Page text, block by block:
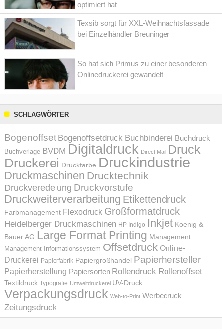
optimiert hat
Texsib sorgt für XXL-Weihnachtsfassade
bei Einzelhändler Breuninger
So hat sich Primus zu einer besonderen
Onlinedruckerei gewandelt
SCHLAGWÖRTER
Bogenoffset Bogenoffsetdruck Buchbinderei Buchdruck
Buchverlage BVDM Digitaldruck Direct Mail Druck
Druckerei Druckfarbe Druckindustrie
Druckmaschinen Drucktechnik
Druckveredelung Druckvorstufe
Druckweiterverarbeitung Etikettendruck
Farbmanagement Flexodruck Großformatdruck
Heidelberger Druckmaschinen HP Indigo Inkjet Koenig &
Bauer AG Large Format Printing Management
Management Informations­system Offsetdruck Online-
Druckerei Papierfabrik Papiergroßhandel Papierhersteller
Papierherstellung Papiersorten Rollendruck Rollenoffset
Textildruck Typografie Umweltdruckerei UV-Druck
Verpackungsdruck Web-to-Print Werbedruck
Zeitungsdruck